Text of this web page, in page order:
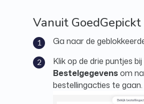
Vanuit GoedGepickt
Ga naar de
Klik op de drie puntjes bij
Bestelgegevensom
bestellingacties te gaan.